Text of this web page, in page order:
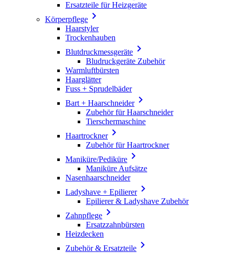
Ersatzteile für Heizgeräte
Körperpflege 
Haarstyler
Trockenhauben
Blutdruckmessgeräte 
Bludruckgeräte Zubehör
Warmluftbürsten
Haarglätter
Fuss + Sprudelbäder
Bart + Haarschneider
Zubehör für Haarschneider
Tierschermaschine
Haartrockner
Zubehör für Haartrockner
Maniküre/Pediküre 
Maniküre Aufsätze
Nasenhaarschneider
Ladyshave + Epilierer
Epilierer & Ladyshave Zubehör
Zahnpflege 
Ersatzzahnbürsten
Heizdecken
Zubehör & Ersatzteile 